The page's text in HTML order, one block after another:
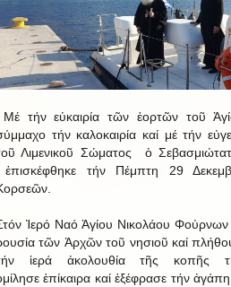
τήν εὐκαιρία τῶν ἑορτῶν τοῦ
τήν καλοκαιρία καί μέ τήν
Λιμενικοῦ Σώματος ὁ
τήν Πέμπτη 29
Ἱερό Ναό Ἁγίου Νικολάου
τῶν Ἀρχῶν τοῦ νησιοῦ καί
ἱερά ἀκολουθία τῆς κοπῆς τῆς
ἐπίκαιρα καί ἐξέφρασε τήν